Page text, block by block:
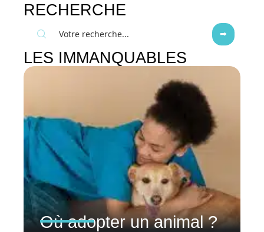
RECHERCHE
LES IMMANQUABLES
Où adopter un animal ?